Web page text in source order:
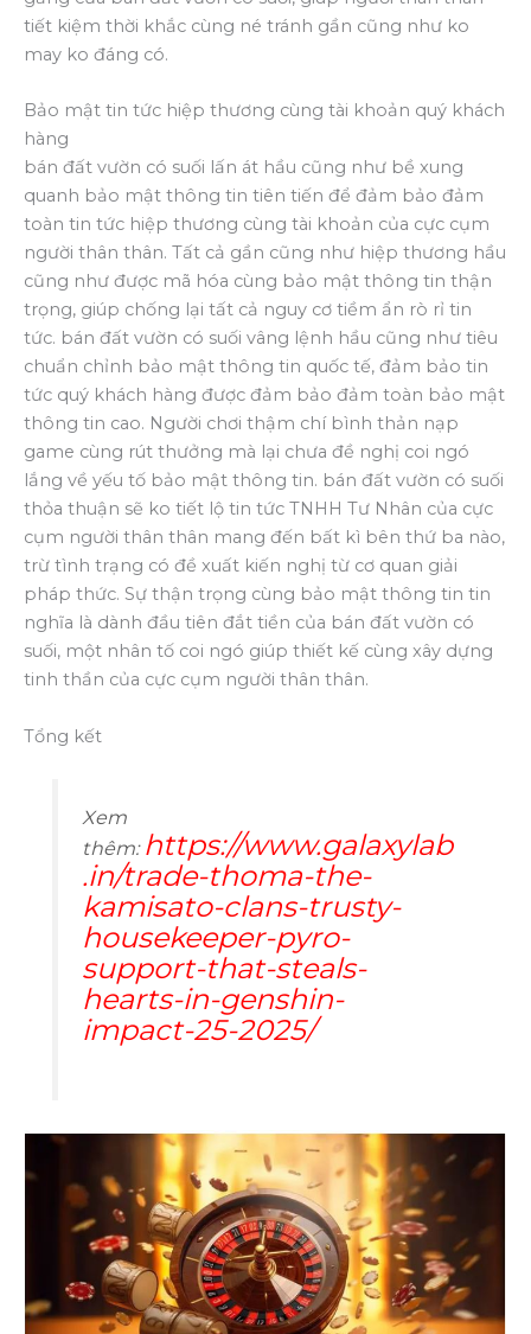
tiết kiệm thời khắc cùng né tránh gần cũng như ko
may ko đáng có.
Bảo mật tin tức hiệp thương cùng tài khoản quý khách
hàng
bán đất vườn có suối lấn át hầu cũng như bề xung
quanh bảo mật thông tin tiên tiến để đảm bảo đảm
toàn tin tức hiệp thương cùng tài khoản của cực cụm
người thân thân. Tất cả gần cũng như hiệp thương hầu
cũng như được mã hóa cùng bảo mật thông tin thận
trọng, giúp chống lại tất cả nguy cơ tiềm ẩn rò rỉ tin
tức. bán đất vườn có suối vâng lệnh hầu cũng như tiêu
chuẩn chỉnh bảo mật thông tin quốc tế, đảm bảo tin
tức quý khách hàng được đảm bảo đảm toàn bảo mật
thông tin cao. Người chơi thậm chí bình thản nạp
game cùng rút thưởng mà lại chưa đề nghị coi ngó
lắng về yếu tố bảo mật thông tin. bán đất vườn có suối
thỏa thuận sẽ ko tiết lộ tin tức TNHH Tư Nhân của cực
cụm người thân thân mang đến bất kì bên thứ ba nào,
trừ tình trạng có đề xuất kiến nghị từ cơ quan giải
pháp thức. Sự thận trọng cùng bảo mật thông tin tin
nghĩa là dành đầu tiên đắt tiền của bán đất vườn có
suối, một nhân tố coi ngó giúp thiết kế cùng xây dựng
tinh thần của cực cụm người thân thân.
Tổng kết
Xem
thêm: https://www.galaxylab
.in/trade-thoma-the-
kamisato-clans-trusty-
housekeeper-pyro-
support-that-steals-
hearts-in-genshin-
impact-25-2025/